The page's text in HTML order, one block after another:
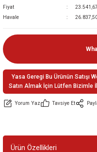
Fiyat
Havale
Yasa Geregi Bu Ürünün Satışı
Satın Almak İçin Lütfen Bizimle
Yorum Yaz Tavsiye Et
Ürün Özellikleri